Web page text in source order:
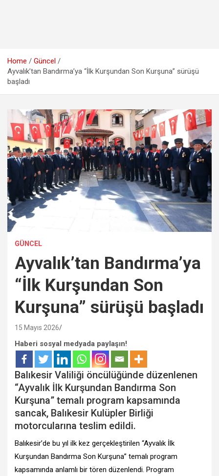
Home
Güncel
Ayvalık’tan Bandırma’ya “İlk Kurşundan Son Kurşuna” sürüşü
başladı
GÜNCEL
Ayvalık’tan Bandırma’ya
“İlk Kurşundan Son
Kurşuna” sürüşü başladı
15 Mayıs 2026
Haberi sosyal medyada paylaşın!
Balıkesir Valiliği öncülüğünde düzenlenen
“Ayvalık İlk Kurşundan Bandırma Son
Kurşuna” temalı program kapsamında
sancak, Balıkesir Kulüpler Birliği
motorcularına teslim edildi.
Balıkesir’de bu yıl ilk kez gerçekleştirilen “Ayvalık İlk
Kurşundan Bandırma Son Kurşuna” temalı program
kapsamında anlamlı bir tören düzenlendi. Program